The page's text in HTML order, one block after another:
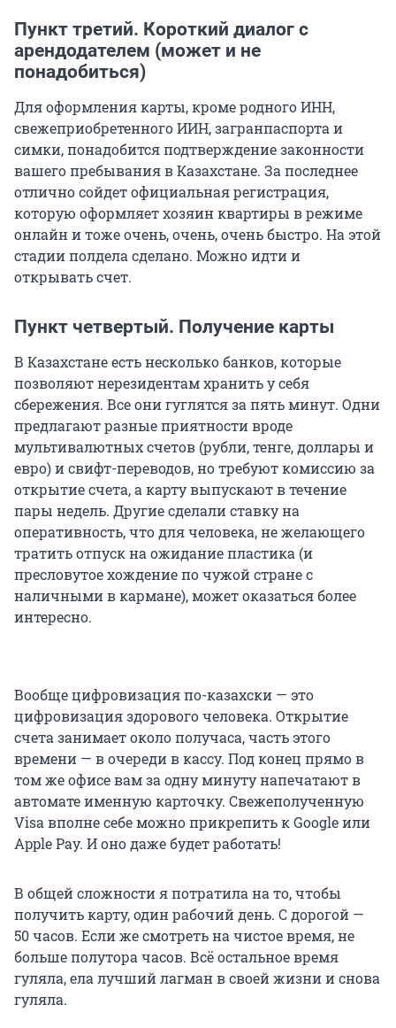
Пункт третий. Короткий диалог с
арендодателем (может и не
понадобиться)
Для оформления карты, кроме родного ИНН,
свежеприобретенного ИИН, загранпаспорта и
симки, понадобится подтверждение законности
вашего пребывания в Казахстане. За последнее
отлично сойдет официальная регистрация,
которую оформляет хозяин квартиры в режиме
онлайн и тоже очень, очень, очень быстро. На этой
стадии полдела сделано. Можно идти и
открывать счет.
Пункт четвертый. Получение карты
В Казахстане есть несколько банков, которые
позволяют нерезидентам хранить у себя
сбережения. Все они гуглятся за пять минут. Одни
предлагают разные приятности вроде
мультивалютных счетов (рубли, тенге, доллары и
евро) и свифт-переводов, но требуют комиссию за
открытие счета, а карту выпускают в течение
пары недель. Другие сделали ставку на
оперативность, что для человека, не желающего
тратить отпуск на ожидание пластика (и
пресловутое хождение по чужой стране с
наличными в кармане), может оказаться более
интересно.
Вообще цифровизация по-казахски — это
цифровизация здорового человека. Открытие
счета занимает около получаса, часть этого
времени — в очереди в кассу. Под конец прямо в
том же офисе вам за одну минуту напечатают в
автомате именную карточку. Свежеполученную
Visa вполне себе можно прикрепить к Google или
Apple Pay. И оно даже будет работать!
В общей сложности я потратила на то, чтобы
получить карту, один рабочий день. С дорогой —
50 часов. Если же смотреть на чистое время, не
больше полутора часов. Всё остальное время
гуляла, ела лучший лагман в своей жизни и снова
гуляла.